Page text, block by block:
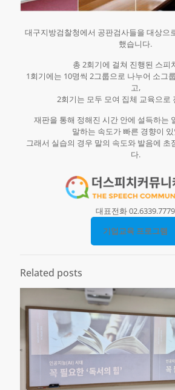
대구지방검찰청에서 공판검사들을 대상으
했습니다.
총 2회기에 걸쳐 진행된 스피
1회기에는 10명씩 2그룹으로 나누어 소그
고,
2회기는 모두 모여 집체 교육으로
재판을 통해 정해진 시간 안에 설득하는
말하는 속도가 빠른 경향이
그래서 실습의 경우 말의 속도와 발음에 초
다.
대표전화 02.6339.7779
기업교육 프로그램
Related posts